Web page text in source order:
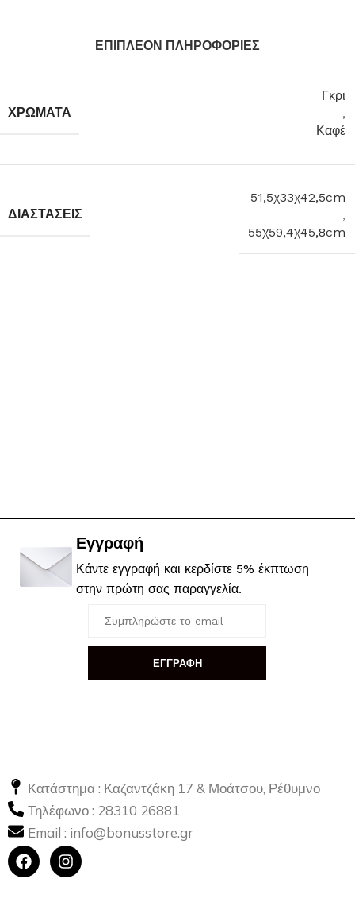
ΕΠΙΠΛΈΟΝ ΠΛΗΡΟΦΟΡΊΕΣ
ΧΡΏΜΑΤΑ
Γκρι
,
Καφέ
ΔΙΑΣΤΆΣΕΙΣ
51,5χ33χ42,5cm
,
55χ59,4χ45,8cm
Εγγραφή
Κάντε εγγραφή και κερδίστε 5% έκπτωση
στην πρώτη σας παραγγελία.
ΕΓΓΡΑΦΗ
Κατάστημα : Καζαντζάκη 17 & Μοάτσου, Ρέθυμνο
Τηλέφωνο : 28310 26881
Email : info@bonusstore.gr